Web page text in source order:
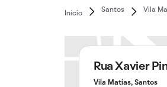
Início
Santos Vila
Rua Xavier
Vila Matias, Santos